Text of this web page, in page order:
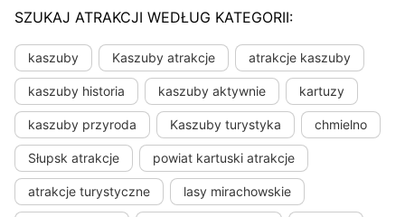
SZUKAJ ATRAKCJI WEDŁUG KATEGORII:
kaszuby Kaszuby atrakcje atrakcje kaszuby
kaszuby historia kaszuby aktywnie kartuzy
kaszuby przyroda Kaszuby turystyka chmielno
Słupsk atrakcje powiat kartuski atrakcje
atrakcje turystyczne lasy mirachowskie